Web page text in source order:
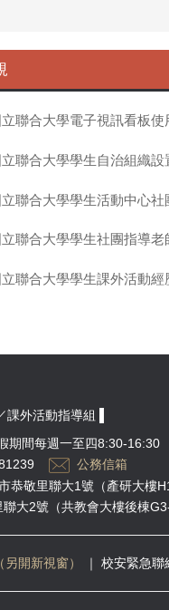
立聯合大學電子視訊看板使
立聯合大學學生自治組織設
立聯合大學學生活動中心
立聯合大學學生社團指導
立聯合大學學生課外活動
課外活動指導組 ▌
期間每週一至四8:30-16:30
公務信箱
敬里聯大1號（產研大樓
大2號（共教會大樓後棟G3-
開新視窗） ｜ 校安緊急聯